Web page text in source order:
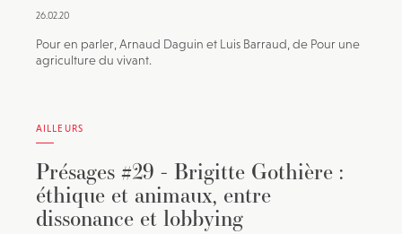
26.02.20
Pour en parler, Arnaud Daguin et Luis Barraud, de Pour une
agriculture du vivant.
AILLEURS
Présages #29 - Brigitte Gothière :
éthique et animaux, entre
dissonance et lobbying